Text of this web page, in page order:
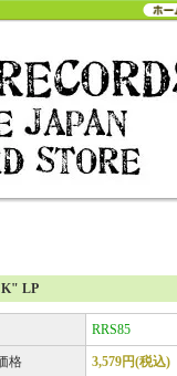
LP
RRS85
格 3,579円(税込)